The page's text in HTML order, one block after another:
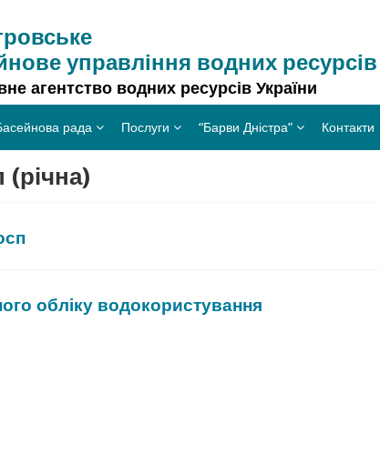
управління водних ресурсів
агентство водних ресурсів України
рада Послуги “Барви Дністра” Контакти
обліку водокористування